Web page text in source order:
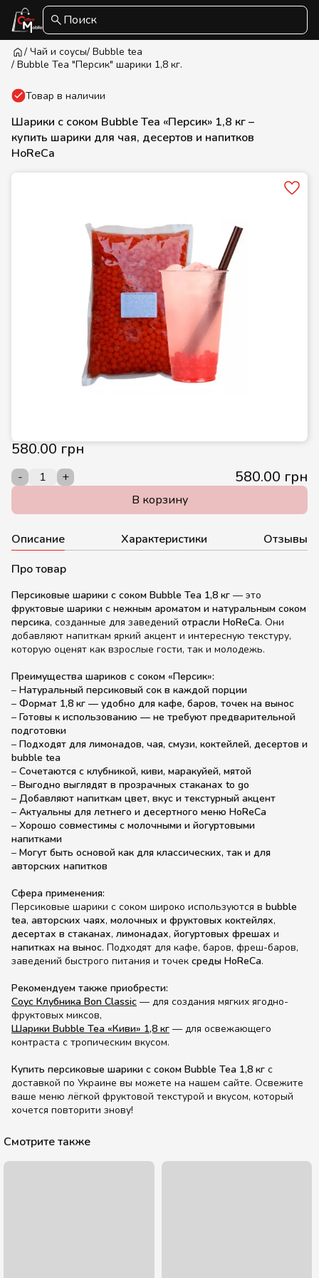
Поиск
/ Чай и соусы/ Bubble tea
/ Bubble Tea "Персик" шарики 1,8 кг.
Товар в наличии
Шарики с соком Bubble Tea «Персик» 1,8 кг –
купить шарики для чая, десертов и напитков
HoReCa
580.00 грн
- + 580.00 грн
В корзину
Описание Характеристики
Отзывы
Про товар
Персиковые шарики с соком Bubble Tea 1,8 кг — это
фруктовые шарики с нежным ароматом и натуральным соком
персика, созданные для заведений отрасли HoReCa. Они
добавляют напиткам яркий акцент и интересную текстуру,
которую оценят как взрослые гости, так и молодежь.
Преимущества шариков с соком «Персик»:
– Натуральный персиковый сок в каждой порции
– Формат 1,8 кг — удобно для кафе, баров, точек на вынос
– Готовы к использованию — не требуют предварительной
подготовки
– Подходят для лимонадов, чая, смузи, коктейлей, десертов и
bubble tea
– Сочетаются с клубникой, киви, маракуйей, мятой
– Выгодно выглядят в прозрачных стаканах to go
– Добавляют напиткам цвет, вкус и текстурный акцент
– Актуальны для летнего и десертного меню HoReCa
– Хорошо совместимы с молочными и йогуртовыми
напитками
– Могут быть основой как для классических, так и для
авторских напитков
Сфера применения:
Персиковые шарики с соком широко используются в bubble
tea, авторских чаях, молочных и фруктовых коктейлях,
десертах в стаканах, лимонадах, йогуртовых фрешах и
напитках на вынос. Подходят для кафе, баров, фреш-баров,
заведений быстрого питания и точек среды HoReCa.
Рекомендуем также приобрести:
Соус Клубника Bon Classic — для создания мягких ягодно-
фруктовых миксов,
Шарики Bubble Tea «Киви» 1,8 кг — для освежающего
контраста с тропическим вкусом.
Купить персиковые шарики с соком Bubble Tea 1,8 кг с
доставкой по Украине вы можете на нашем сайте. Освежите
ваше меню лёгкой фруктовой текстурой и вкусом, который
хочется повторити знову!
Смотрите также